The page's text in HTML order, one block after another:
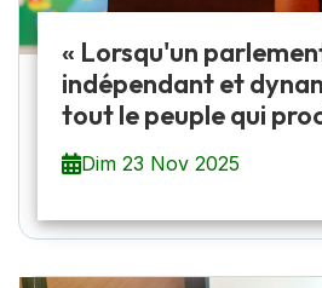
« Lorsqu'un
indépendant et
tout le peuple qui
Dim 23 Nov 2025